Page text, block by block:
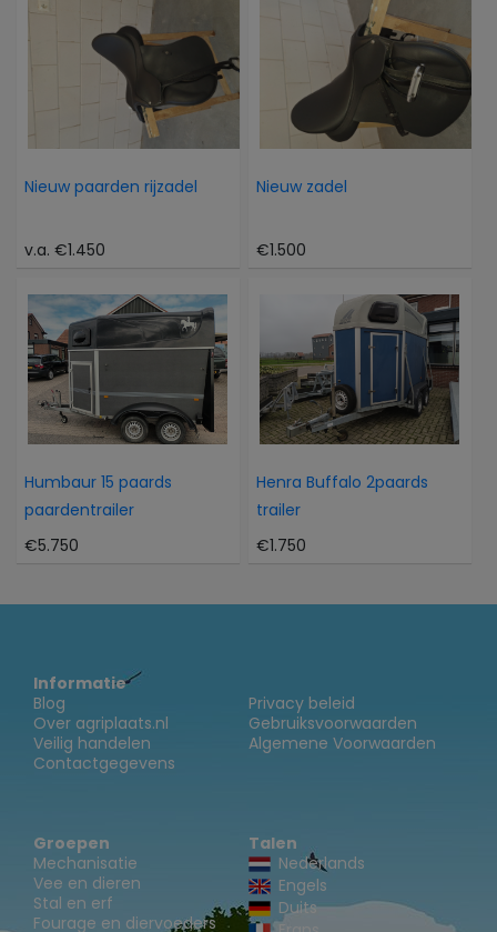
Nieuw paarden rijzadel
v.a. €1.450
Nieuw zadel
€1.500
Humbaur 15 paards
paardentrailer
€5.750
Henra Buffalo 2paards
trailer
€1.750
Informatie
Blog
Over agriplaats.nl
Veilig handelen
Contactgegevens
Privacy beleid
Gebruiksvoorwaarden
Algemene Voorwaarden
Groepen
Mechanisatie
Vee en dieren
Stal en erf
Fourage en diervoeders
Talen
Nederlands
Engels
Duits